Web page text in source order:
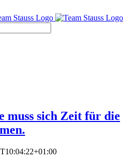
muss sich Zeit für die